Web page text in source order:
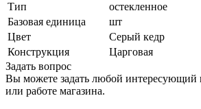
Тип
остекленное
Базовая единица
шт
Цвет
Серый кедр
Конструкция
Царговая
Задать вопрос
Вы можете задать любой интересующий
или работе магазина.